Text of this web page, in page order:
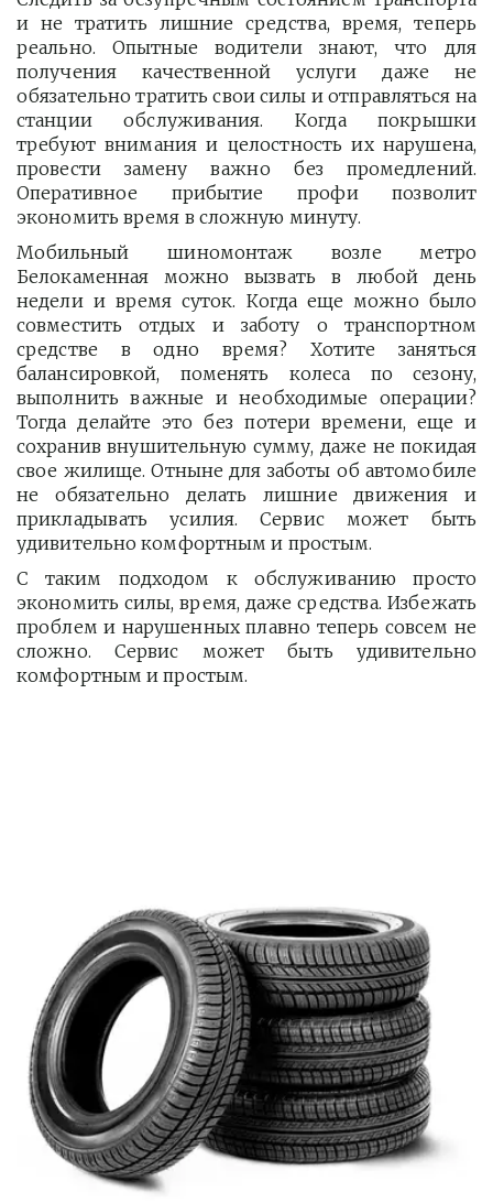
и не тратить лишние средства, время, теперь
реально. Опытные водители знают, что для
получения качественной услуги даже не
обязательно тратить свои силы и отправляться на
станции обслуживания. Когда покрышки
требуют внимания и целостность их нарушена,
провести замену важно без промедлений.
Оперативное прибытие профи позволит
экономить время в сложную минуту.
Мобильный шиномонтаж возле метро
Белокаменная можно вызвать в любой день
недели и время суток. Когда еще можно было
совместить отдых и заботу о транспортном
средстве в одно время? Хотите заняться
балансировкой, поменять колеса по сезону,
выполнить важные и необходимые операции?
Тогда делайте это без потери времени, еще и
сохранив внушительную сумму, даже не покидая
свое жилище. Отныне для заботы об автомобиле
не обязательно делать лишние движения и
прикладывать усилия. Сервис может быть
удивительно комфортным и простым.
С таким подходом к обслуживанию просто
экономить силы, время, даже средства. Избежать
проблем и нарушенных плавно теперь совсем не
сложно. Сервис может быть удивительно
комфортным и простым.